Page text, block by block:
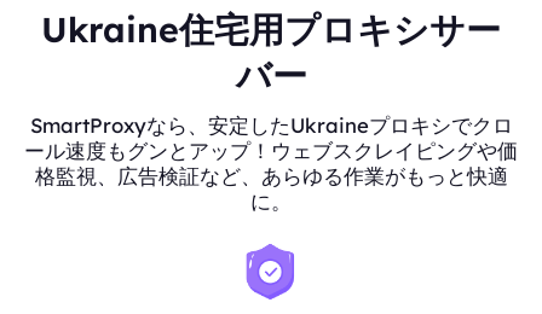
Ukraine住宅用プロキシサー
バー
SmartProxyなら、安定したUkraineプロキシでクロ
ール速度もグンとアップ！ウェブスクレイピングや価
格監視、広告検証など、あらゆる作業がもっと快適
に。